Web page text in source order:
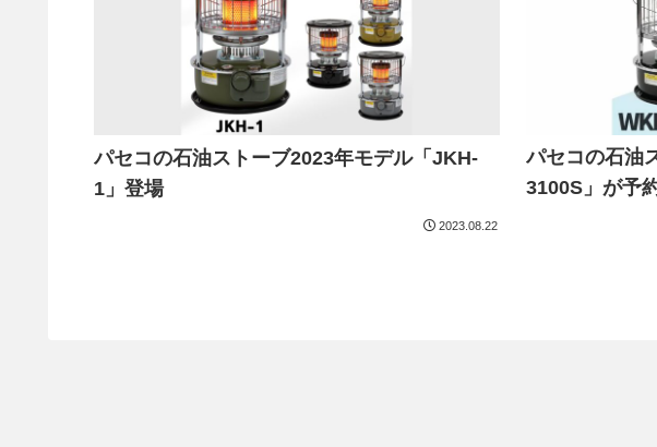
パセコの石油ストーブ2023年モデル「JKH-
1」登場
2023.08.22
パセコの石油
3100S」が予